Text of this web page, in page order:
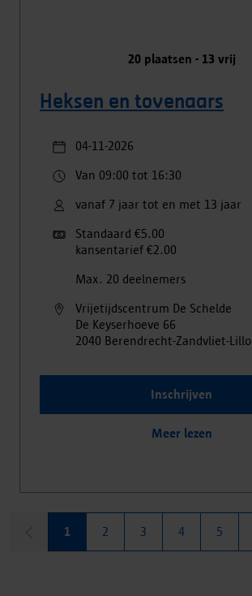
20plaatsen - 13 vrij
Heksen en tovenaars
04-11-2026
Van 09:00 tot 16:30
vanaf 7 jaar tot en met 13 jaar
Standaard €5.00
kansentarief €2.00
Max. 20 deelnemers
Vrijetijdscentrum De Schelde
De Keyserhoeve 66
2040 Berendrecht-Zandvliet-Lillo
Inschrijven
Meer lezen
1 2 3 4 5